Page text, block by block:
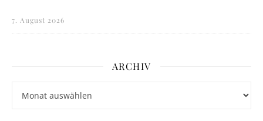
7. August 2026
ARCHIV